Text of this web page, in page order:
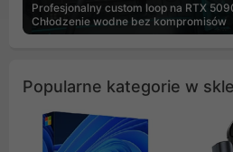
Profesjonalny custom loop na RTX
Chłodzenie wodne bez kompromisów
Popularne kategorie w